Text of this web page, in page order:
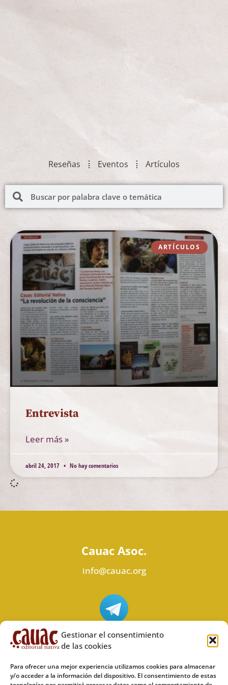
Gestionar el consentimiento
de las cookies
Para ofrecer una mejor experiencia utilizamos cookies para almacenar
y/o acceder a la información del dispositivo. El consentimiento de estas
Reseñas Eventos Artículos
ARTÍCULOS
Entrevista
Leer más »
abril 24, 2017 No hay comentarios
Cauac Asoc.
info@cauac.org
Síguenos en Telegram